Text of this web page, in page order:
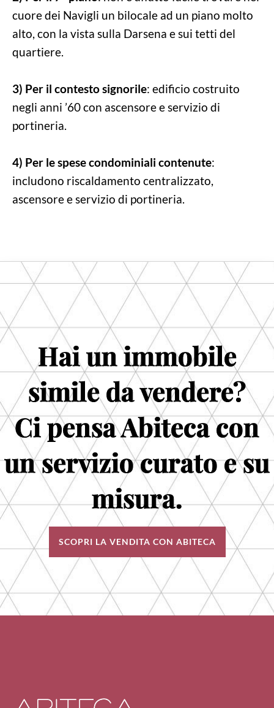
cuore dei Navigli un bilocale ad un piano molto
alto, con la vista sulla Darsena e sui tetti del
quartiere.
3) Per il contesto signorile: edificio costruito
negli anni ’60 con ascensore e servizio di
portineria.
4) Per le spese condominiali contenute:
includono riscaldamento centralizzato,
ascensore e servizio di portineria.
Hai un immobile
simile da vendere?
Ci pensa Abiteca con
un servizio curato e su
misura.
SCOPRI LA VENDITA CON ABITECA